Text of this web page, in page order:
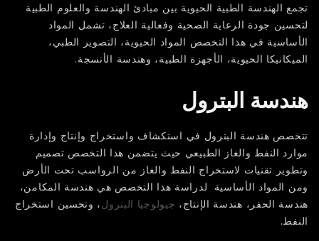
تجمع الهندسة الطبية الحيوية بين مبادئ الهندسة والعلوم الطبية
لتحسين جودة الرعاية الصحية وفعالية العلاج، تشمل المواد
الأساسية في هذا التخصص المواد الحيوية، التصوير الطبي،
الميكانيكا الحيوية، الأجهزة الطبية، وهندسة الأنسجة.
هندسة البترول
تتخصص هندسة البترول في استكشاف واستخراج وإنتاج وإدارة
موارد النفط والغاز الطبيعي حيث يتضمن هذا التخصص تصميم
وتطوير تقنيات لاستخراج النفط والغاز من الرواسب تحت الأرض
ومن المواد الأساسية لدراسة هذا التخصص هي هندسة المكامن،
هندسة الحفر، هندسة الإنتاج، جيولوجيا البترول، وتحسين استخراج
النفط.